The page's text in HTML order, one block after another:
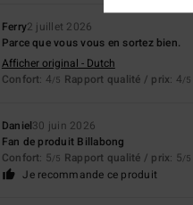
Ferry2 juillet 2026
Parce que vous vous en sortez bien.
Afficher original - Dutch
Confort: 4/5 Rapport qualité / prix: 4/5
Daniel30 juin 2026
Fan de produit Billabong
Confort: 5/5 Rapport qualité / prix: 5/5
Je recommande ce produit